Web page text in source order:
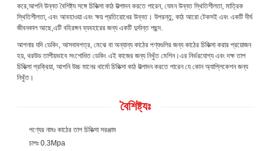
করে,আপনি উন্নত বৈশিষ্ট্য সঙ্গে চিকিত্সা কাঠ উত্পাদন করতে পারেন, যেমন উন্নত স্থিতিশীলতা, মাত্রিক
স্থিতিশীলতা, এবং আবহাওয়া এবং ক্ষয় প্রতিরোধের উন্নত। উপরন্তু, কাঠ আরো টেকসই এবং একটি দীর্ঘ
জীবনকাল আছে,এটি বহিরঙ্গন ব্যবহারের জন্য একটি দুর্দান্ত পছন্দ.
আপনার যদি ডেকিং, আসবাবপত্র, মেঝে বা অন্যান্য কাঠের পণ্যগুলির জন্য কাঠের চিকিত্সা করার প্রয়োজন
হয়, থরউড তাপীয়ভাবে সংশোধিত ডেকিং এই কাজের জন্য নিখুঁত মেশিন।এর নির্ভরযোগ্য এবং দক্ষ তাপ
চিকিত্সা প্রক্রিয়া, আপনি উচ্চ মানের থার্মো চিকিত্সা কাঠ উত্পাদন করতে পারেন যে কোন অ্যাপ্লিকেশন জন্য
নিখুঁত।
বৈশিষ্ট্যঃ
পণ্যের নামঃ কাঠের তাপ চিকিত্সা সরঞ্জাম
চাপঃ 0.3Mpa